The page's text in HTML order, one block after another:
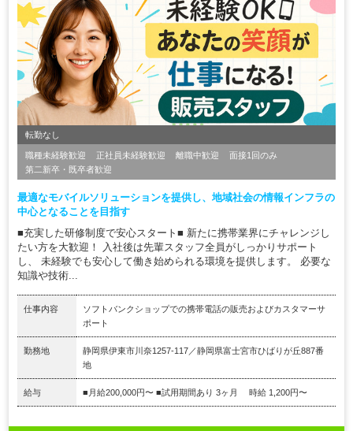
転勤なし
職種未経験歓迎 正社員未経験歓迎 離職中歓迎
面接1回のみ
第二新卒・既卒者歓迎
最適なモバイルソリューションを提供し、地域社会の情報インフラの
中心となることを目指す
■充実した研修制度で安心スタート■ 新たに携帯業界にチャレンジし
たい方を大歓迎！ 入社後は先輩スタッフ全員がしっかりサポート
し、 未経験でも安心して働き始められる環境を提供します。 必要な
知識や技術...
仕事内容
ソフトバンクショップでの携帯電話の販売およびカスタマーサ
ポート
勤務地
静岡県伊東市川奈1257-117／静岡県富士宮市ひばりが丘887番
地
給与 ■月給200,000円〜 ■試用期間あり 3ヶ月 時給 1,200円〜